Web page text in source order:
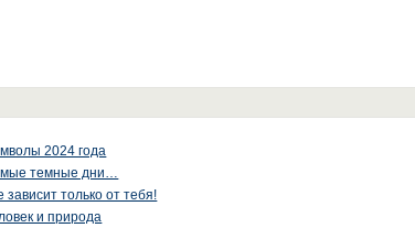
2024 года
темные дни…
зависит только от тебя!
и природа